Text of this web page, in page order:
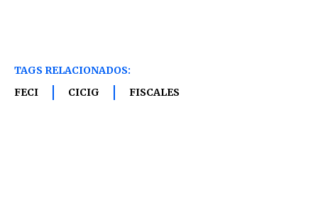
TAGS RELACIONADOS:
FECI
CICIG FISCALES